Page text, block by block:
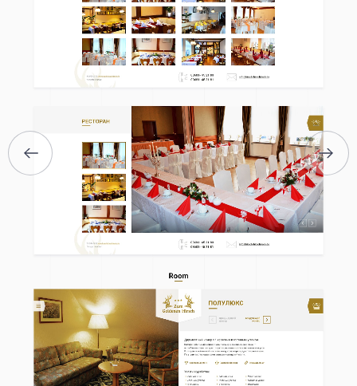
ГОЛОВНА
ПРО НАС
ПОСЛУГИ
ПОРТФОЛІО
КАР’ЄРА
БЛОГ
КОНТАКТИ